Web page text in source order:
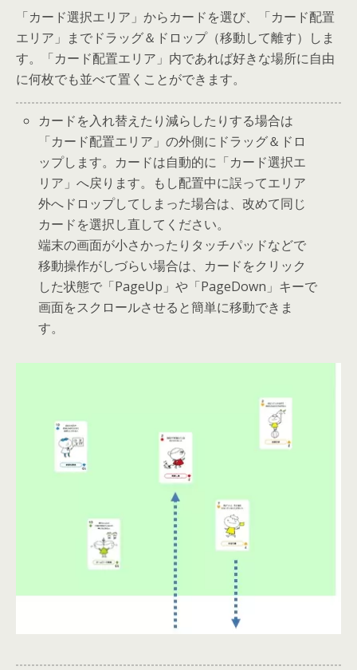
「カード選択エリア」からカードを選び、「カード配置
エリア」までドラッグ＆ドロップ（移動して離す）しま
す。「カード配置エリア」内であれば好きな場所に自由
に何枚でも並べて置くことができます。
カードを入れ替えたり減らしたりする場合は
「カード配置エリア」の外側にドラッグ＆ドロ
ップします。カードは自動的に「カード選択エ
リア」へ戻ります。もし配置中に誤ってエリア
外へドロップしてしまった場合は、改めて同じ
カードを選択し直してください。
端末の画面が小さかったりタッチパッドなどで
移動操作がしづらい場合は、カードをクリック
した状態で「PageUp」や「PageDown」キーで
画面をスクロールさせると簡単に移動できま
す。